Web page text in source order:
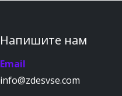
Напишите нам
Email
info@zdesvse.com